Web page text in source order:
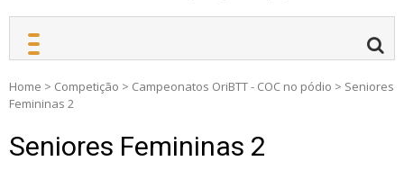
Home > Competição > Campeonatos OriBTT - COC no pódio > Seniores
Femininas 2
Seniores Femininas 2